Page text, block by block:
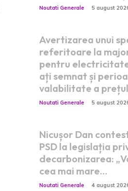
Noutati Generale 5 august
Avertizarea unui
referitoare la
pentru
ați semnat și
valabilitate a
Noutati Generale 5 august
Nicușor Dan
PSD la legislația
decarbonizarea:
cea mai mare…
Noutati Generale 4 august